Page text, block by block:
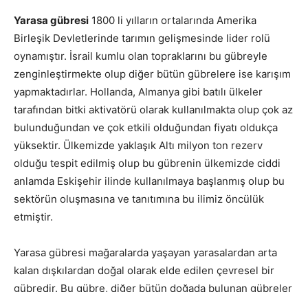
Yarasa gübresi 1800 li yılların ortalarında Amerika
Birleşik Devletlerinde tarımın gelişmesinde lider rolü
oynamıştır. İsrail kumlu olan topraklarını bu gübreyle
zenginleştirmekte olup diğer bütün gübrelere ise karışım
yapmaktadırlar. Hollanda, Almanya gibi batılı ülkeler
tarafından bitki aktivatörü olarak kullanılmakta olup çok az
bulunduğundan ve çok etkili olduğundan fiyatı oldukça
yüksektir. Ülkemizde yaklaşık Altı milyon ton rezerv
olduğu tespit edilmiş olup bu gübrenin ülkemizde ciddi
anlamda Eskişehir ilinde kullanılmaya başlanmış olup bu
sektörün oluşmasına ve tanıtımına bu ilimiz öncülük
etmiştir.
Yarasa gübresi mağaralarda yaşayan yarasalardan arta
kalan dışkılardan doğal olarak elde edilen çevresel bir
gübredir. Bu gübre, diğer bütün doğada bulunan gübreler